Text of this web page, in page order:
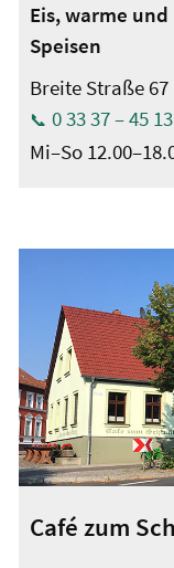
Eis, warme
Speisen
Breite Straße 67
0 33 37 – 45
Mi–So
Café zum